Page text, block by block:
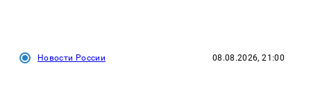
Новости России 08.08.2026, 21:00